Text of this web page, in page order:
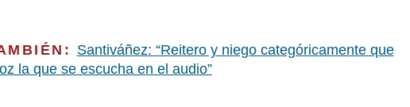
Santiváñez: “Reitero y niego categóricamente que
la que se escucha en el audio”